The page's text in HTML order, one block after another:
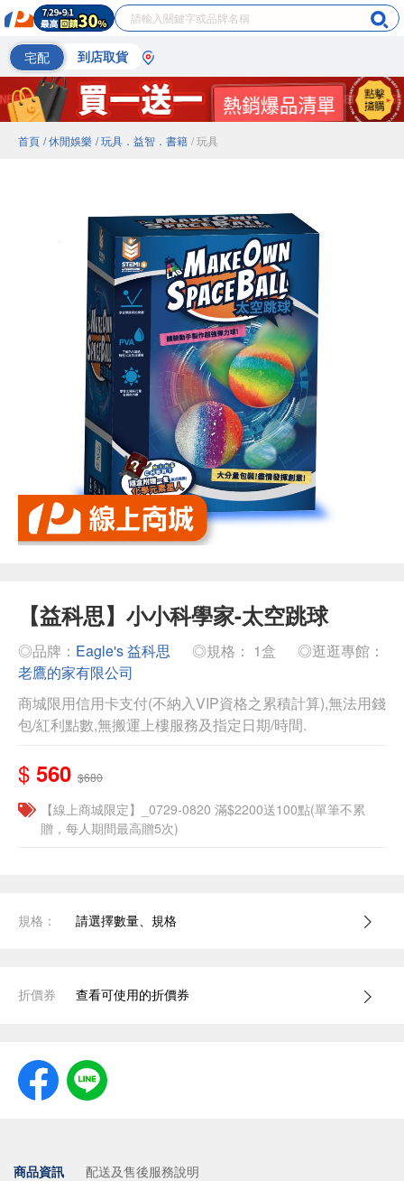
宅配 到店取貨
首頁 / 休閒娛樂 / 玩具．益智．書籍 / 玩具
【益科思】小小科學家-太空跳球
◎品牌： Eagle's 益科思 ◎規格： 1盒
◎逛逛專館：
老鷹的家有限公司
商城限用信用卡支付(不納入VIP資格之累積計算),無法用錢
包/紅利點數,無搬運上樓服務及指定日期/時間.
$ 560 $680
【線上商城限定】_0729-0820 滿$2200送100點(單筆不累
贈，每人期間最高贈5次)
規格： 請選擇數量、規格
折價券 查看可使用的折價券
商品資訊 配送及售後服務說明